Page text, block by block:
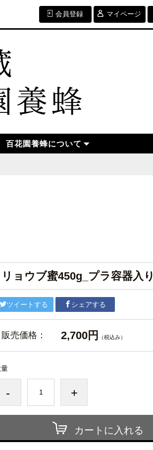
会員登録 マイページ
百花園養蜂について
リョウブ蜜450g_プラ容器入り
ツイートする シェアする
販売価格： 2,700円 （税込み）
- +
カートに入れる